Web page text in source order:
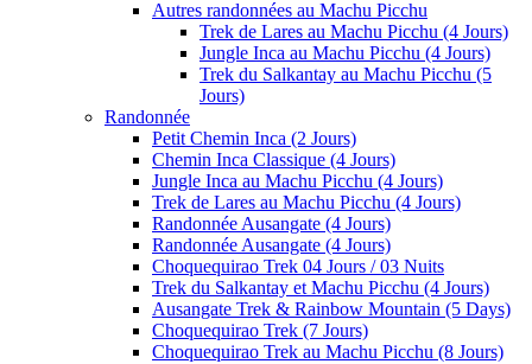
Autres randonnées au Machu Picchu
Trek de Lares au Machu Picchu (4 Jours)
Jungle Inca au Machu Picchu (4 Jours)
Trek du Salkantay au Machu Picchu (5
Jours)
Randonnée
Petit Chemin Inca (2 Jours)
Chemin Inca Classique (4 Jours)
Jungle Inca au Machu Picchu (4 Jours)
Trek de Lares au Machu Picchu (4 Jours)
Randonnée Ausangate (4 Jours)
Randonnée Ausangate (4 Jours)
Choquequirao Trek 04 Jours / 03 Nuits
Trek du Salkantay et Machu Picchu (4 Jours)
Ausangate Trek & Rainbow Mountain (5 Days)
Choquequirao Trek (7 Jours)
Choquequirao Trek au Machu Picchu (8 Jours)